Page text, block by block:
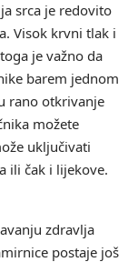
srca je redovito
Visok krvni tlak i
je važno da
barem jednom
rano otkrivanje
možete
uključivati
ili čak i lijekove.
zdravlja
postaje još